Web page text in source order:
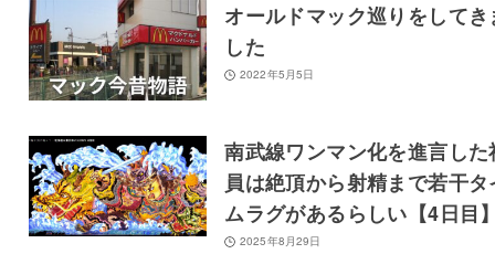
オールドマック巡りをしてき
した
2022年5月5日
南武線ワンマン化を進言した
員は絶頂から射精まで若干タ
ムラグがあるらしい【4日目
2025年8月29日